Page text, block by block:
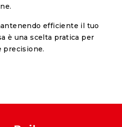
efficiente il tuo
è una scelta pratica per
precisione.